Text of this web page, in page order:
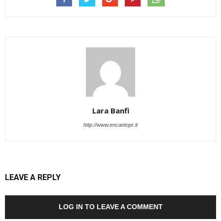
Lara Banfi
http://www.encantopr.it
LEAVE A REPLY
LOG IN TO LEAVE A COMMENT